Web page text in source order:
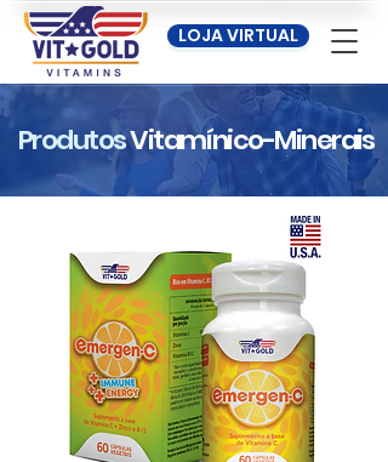
LOJA VIRTUAL
ProdutosVitamínico-Minerais